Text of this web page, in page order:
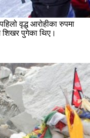
वृद्ध आरोहीका रुपमा
शिखर पुगेका थिए।